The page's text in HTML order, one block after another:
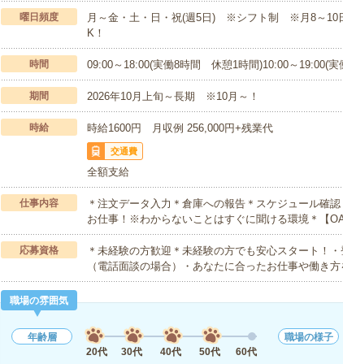
曜日頻度
月～金・土・日・祝(週5日) ※シフト制 ※月8～10
K！
時間 09:00～18:00(実働8時間 休憩1時間)10:00～19:00(
期間 2026年10月上旬～長期 ※10月～！
時給 時給1600円 月収例 256,000円+残業代
交通費
全額支給
仕事内容
＊注文データ入力＊倉庫への報告＊スケジュール確
お仕事！※わからないことはすぐに聞ける環境＊【
応募資格
＊未経験の方歓迎＊未経験の方でも安心スタート！
（電話面談の場合）・あなたに合ったお仕事や働き
職場の雰囲気
年齢層
20代
30代 40代 50代 60代
職場の様子